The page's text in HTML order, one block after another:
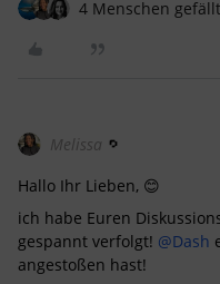
4 Menschen
Melissa
Hallo Ihr Lieben, 😊
ich habe Euren
gespannt verfolgt! @Dash
angestoßen hast!